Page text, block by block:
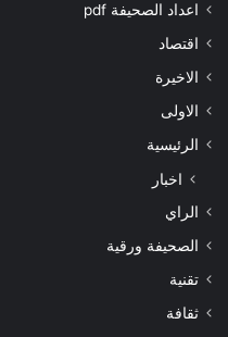
اعداد الصحيفة pdf
اقتصاد
الاخيرة
الاولى
الرئيسية
اخبار
الراي
الصحيفة ورقية
تقنية
ثقافة